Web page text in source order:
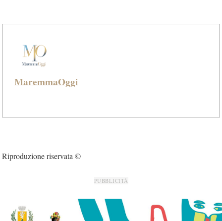
MaremmaOggi
Riproduzione riservata ©
PUBBLICITÀ